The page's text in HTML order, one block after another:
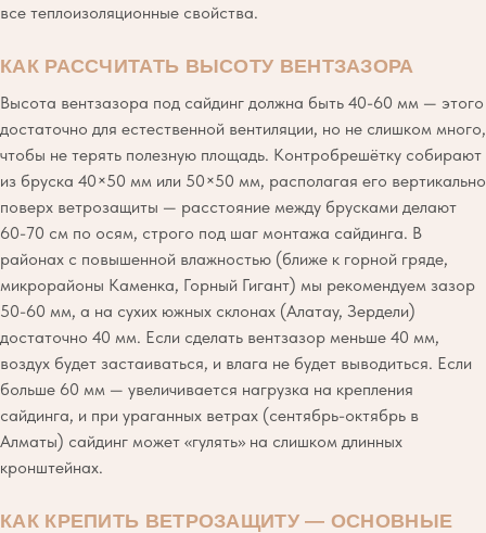
все теплоизоляционные свойства.
КАК РАССЧИТАТЬ ВЫСОТУ ВЕНТЗАЗОРА
Высота вентзазора под сайдинг должна быть 40-60 мм — этого
достаточно для естественной вентиляции, но не слишком много,
чтобы не терять полезную площадь. Контробрешётку собирают
из бруска 40×50 мм или 50×50 мм, располагая его вертикально
поверх ветрозащиты — расстояние между брусками делают
60-70 см по осям, строго под шаг монтажа сайдинга. В
районах с повышенной влажностью (ближе к горной гряде,
микрорайоны Каменка, Горный Гигант) мы рекомендуем зазор
50-60 мм, а на сухих южных склонах (Алатау, Зердели)
достаточно 40 мм. Если сделать вентзазор меньше 40 мм,
воздух будет застаиваться, и влага не будет выводиться. Если
больше 60 мм — увеличивается нагрузка на крепления
сайдинга, и при ураганных ветрах (сентябрь-октябрь в
Алматы) сайдинг может «гулять» на слишком длинных
кронштейнах.
КАК КРЕПИТЬ ВЕТРОЗАЩИТУ — ОСНОВНЫЕ